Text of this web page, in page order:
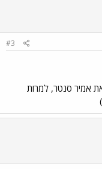
#3
אמיר סנטר, למרות